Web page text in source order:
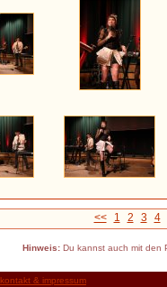
<< 1 2 3 4
Hinweis:Du kannst auch mit den
kontakt & impressum